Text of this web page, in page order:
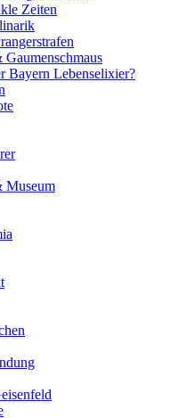
Zeiten
Bayern Lebenselixier?
Museum